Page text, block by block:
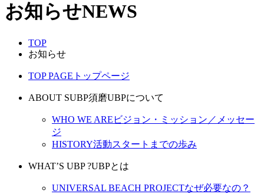
お知らせNEWS
TOP
お知らせ
TOP PAGE トップページ
ABOUT SUBP須磨UBPについて
WHO WE ARE ビジョン・ミッション／メッセー
ジ
HISTORY活動スタートまでの歩み
WHAT’S UBP ?UBPとは
UNIVERSAL BEACH PROJECTなぜ必要なの？